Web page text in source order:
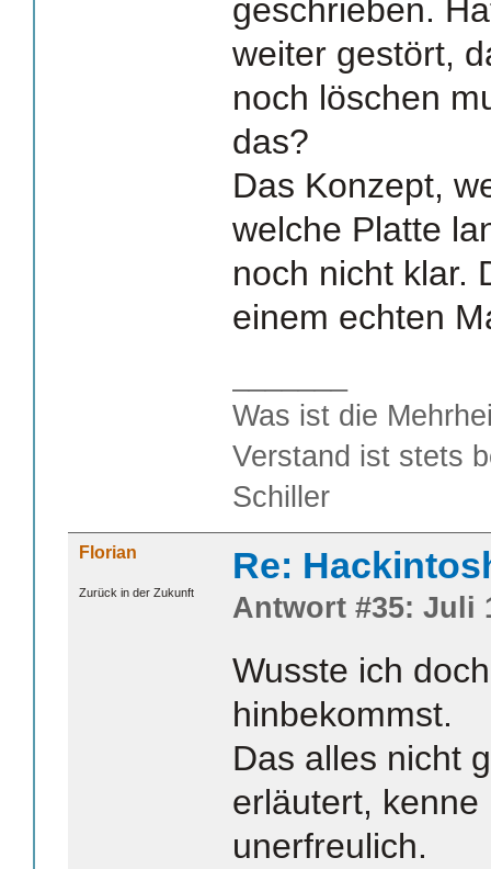
geschrieben.
weiter gestört,
noch löschen
das?
Das Konzept,
welche Platte
noch nicht klar.
einem echten
Was ist die
Verstand ist stets
Schiller
Florian
Zurück in der Zukunft
Re:
Antwort #35: Juli
Wusste ich
hinbekommst.
Das alles nicht
erläutert,
unerfreulich.